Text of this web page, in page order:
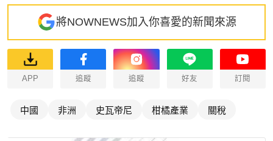
將NOWNEWS加入你喜愛的新聞來源
APP 追蹤 追蹤 好友 訂閱
中國 非洲 史瓦帝尼 柑橘產業 關稅